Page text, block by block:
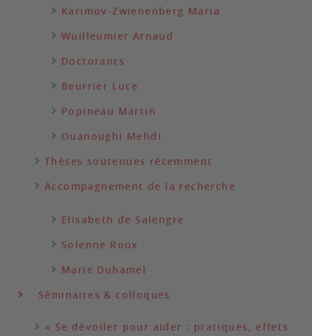
Karimov-Zwienenberg Maria
Wuilleumier Arnaud
Doctorants
Beurrier Luce
Popineau Martin
Ouanoughi Mehdi
Thèses soutenues récemment
Accompagnement de la recherche
Elisabeth de Salengre
Solenne Roux
Marie Duhamel
Séminaires & colloques
« Se dévoiler pour aider : pratiques, effets